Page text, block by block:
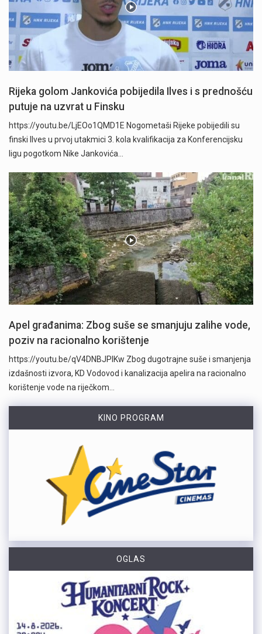
Rijeka golom Jankovića pobijedila Ilves i s prednošću
putuje na uzvrat u Finsku
https://youtu.be/LjEOo1QMD1E Nogometaši Rijeke pobijedili su
finski Ilves u prvoj utakmici 3. kola kvalifikacija za Konferencijsku
ligu pogotkom Nike Jankovića…
Apel građanima: Zbog suše se smanjuju zalihe vode,
poziv na racionalno korištenje
https://youtu.be/qV4DNBJPlKw Zbog dugotrajne suše i smanjenja
izdašnosti izvora, KD Vodovod i kanalizacija apelira na racionalno
korištenje vode na riječkom…
KINO PROGRAM
OGLAS